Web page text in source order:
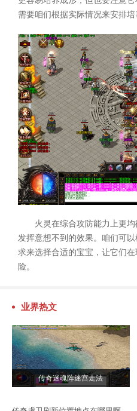
需要咱们根据实际情况来安排培
火灵在综合攻防能力上更
发挥意想不到的效果。咱们可
求来选择合适的宝宝，让它们
险。
业界热文
传奇迷魂阵迷宫走法